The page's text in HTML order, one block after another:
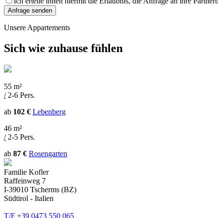
Unsere Appartements
Sich wie zuhause fühlen
55 m²
/2-6 Pers.
ab 102 € Lebenberg
46 m²
/2-5 Pers.
ab 87 € Rosengarten
Familie Kofler
Raffeinweg 7
I-39010 Tscherms (BZ)
Südtirol - Italien
T/F +39 0473 550 065